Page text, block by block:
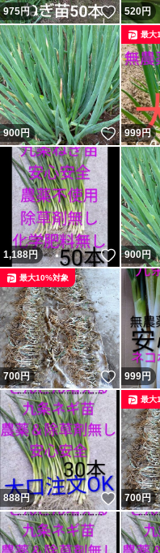
975円 いいね
520円
900円 いいね
999円
最大
1,188円 いいね
900円
700円 いいね
最大10%対象
999円
888円 いいね
700円
最大